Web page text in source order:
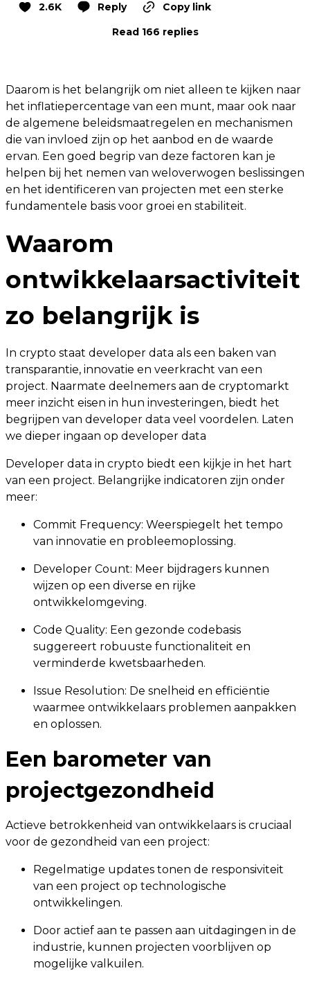
2.6K Reply
Copy link
Read 166 replies
Daarom is het belangrijk om niet alleen te kijken naar
het inflatiepercentage van een munt, maar ook naar
de algemene beleidsmaatregelen en mechanismen
die van invloed zijn op het aanbod en de waarde
ervan. Een goed begrip van deze factoren kan je
helpen bij het nemen van weloverwogen beslissingen
en het identificeren van projecten met een sterke
fundamentele basis voor groei en stabiliteit.
Waarom
ontwikkelaarsactiviteit
zo belangrijk is
In crypto staat developer data als een baken van
transparantie, innovatie en veerkracht van een
project. Naarmate deelnemers aan de cryptomarkt
meer inzicht eisen in hun investeringen, biedt het
begrijpen van developer data veel voordelen. Laten
we dieper ingaan op developer data
Developer data in crypto biedt een kijkje in het hart
van een project. Belangrijke indicatoren zijn onder
meer:
Commit Frequency: Weerspiegelt het tempo
van innovatie en probleemoplossing.
Developer Count: Meer bijdragers kunnen
wijzen op een diverse en rijke
ontwikkelomgeving.
Code Quality: Een gezonde codebasis
suggereert robuuste functionaliteit en
verminderde kwetsbaarheden.
Issue Resolution: De snelheid en efficiëntie
waarmee ontwikkelaars problemen aanpakken
en oplossen.
Een barometer van
projectgezondheid
Actieve betrokkenheid van ontwikkelaars is cruciaal
voor de gezondheid van een project:
Regelmatige updates tonen de responsiviteit
van een project op technologische
ontwikkelingen.
Door actief aan te passen aan uitdagingen in de
industrie, kunnen projecten voorblijven op
mogelijke valkuilen.